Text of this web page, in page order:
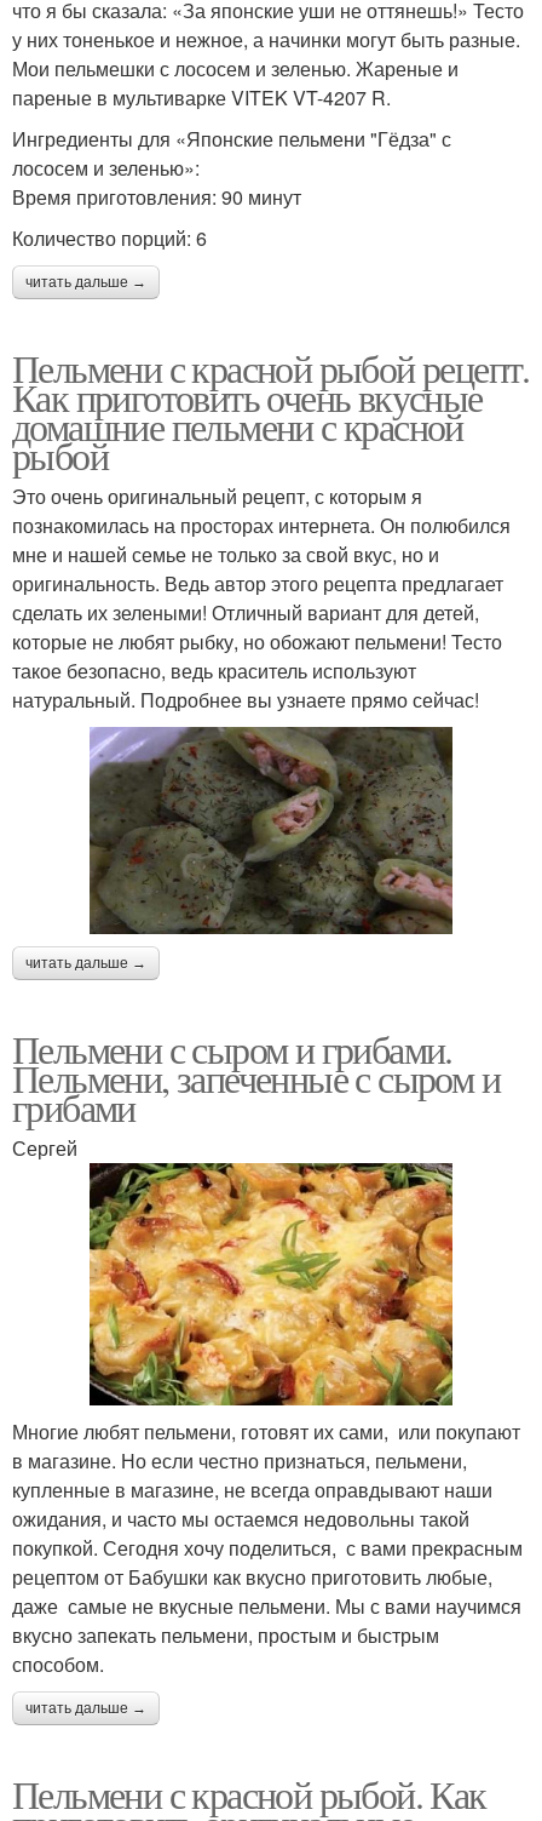
что я бы сказала: «За японские уши не оттянешь!» Тесто
у них тоненькое и нежное, а начинки могут быть разные.
Мои пельмешки с лососем и зеленью. Жареные и
пареные в мультиварке VITEK VT-4207 R.
Ингредиенты для «Японские пельмени "Гёдза" с
лососем и зеленью»:
Время приготовления: 90 минут
Количество порций: 6
читать дальше →
Пельмени с красной рыбой рецепт.
Как приготовить очень вкусные
домашние пельмени с красной
рыбой
Это очень оригинальный рецепт, с которым я
познакомилась на просторах интернета. Он полюбился
мне и нашей семье не только за свой вкус, но и
оригинальность. Ведь автор этого рецепта предлагает
сделать их зелеными! Отличный вариант для детей,
которые не любят рыбку, но обожают пельмени! Тесто
такое безопасно, ведь краситель используют
натуральный. Подробнее вы узнаете прямо сейчас!
читать дальше →
Пельмени с сыром и грибами.
Пельмени, запеченные с сыром и
грибами
Сергей
Многие любят пельмени, готовят их сами, или покупают
в магазине. Но если честно признаться, пельмени,
купленные в магазине, не всегда оправдывают наши
ожидания, и часто мы остаемся недовольны такой
покупкой. Сегодня хочу поделиться, с вами прекрасным
рецептом от Бабушки как вкусно приготовить любые,
даже самые не вкусные пельмени. Мы с вами научимся
вкусно запекать пельмени, простым и быстрым
способом.
читать дальше →
Пельмени с красной рыбой. Как